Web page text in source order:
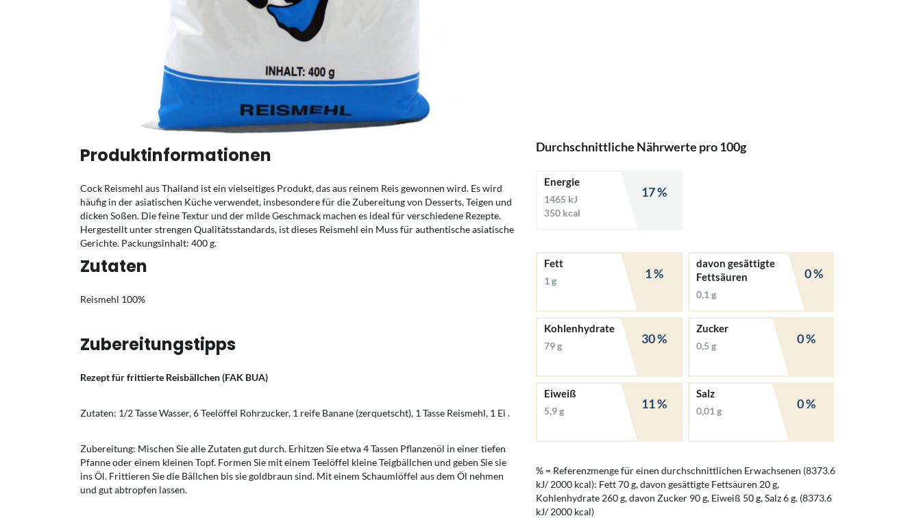
Produktinformationen
Cock Reismehl aus Thailand ist ein vielseitiges Produkt, das aus reinem Reis gewonnen wird. Es wird
häufig in der asiatischen Küche verwendet, insbesondere für die Zubereitung von Desserts, Teigen und
dicken Soßen. Die feine Textur und der milde Geschmack machen es ideal für verschiedene Rezepte.
Hergestellt unter strengen Qualitätsstandards, ist dieses Reismehl ein Muss für authentische asiatische
Gerichte. Packungsinhalt: 400 g.
Zutaten
Reismehl 100%
Zubereitungstipps
Rezept für frittierte Reisbällchen (FAK BUA)
Zutaten: 1/2 Tasse Wasser, 6 Teelöffel Rohrzucker, 1 reife Banane (zerquetscht), 1 Tasse Reismehl, 1 Ei .
Zubereitung: Mischen Sie alle Zutaten gut durch. Erhitzen Sie etwa 4 Tassen Pflanzenöl in einer tiefen
Pfanne oder einem kleinen Topf. Formen Sie mit einem Teelöffel kleine Teigbällchen und geben Sie sie
ins Öl. Frittieren Sie die Bällchen bis sie goldbraun sind. Mit einem Schaumlöffel aus dem Öl nehmen
und gut abtropfen lassen.
Durchschnittliche Nährwerte pro 100g
Energie
1465 kJ
350 kcal
17 %
Fett
1 g 1 %
davon gesättigte
Fettsäuren
0,1 g
0 %
Kohlenhydrate
79 g 30 %
Zucker
0,5 g 0 %
Eiweiß
5,9 g 11 %
Salz
0,01 g 0 %
% = Referenzmenge für einen durchschnittlichen Erwachsenen (8373.6
kJ/ 2000 kcal): Fett 70 g, davon gesättigte Fettsäuren 20 g,
Kohlenhydrate 260 g, davon Zucker 90 g, Eiweiß 50 g, Salz 6 g. (8373.6
kJ/ 2000 kcal)